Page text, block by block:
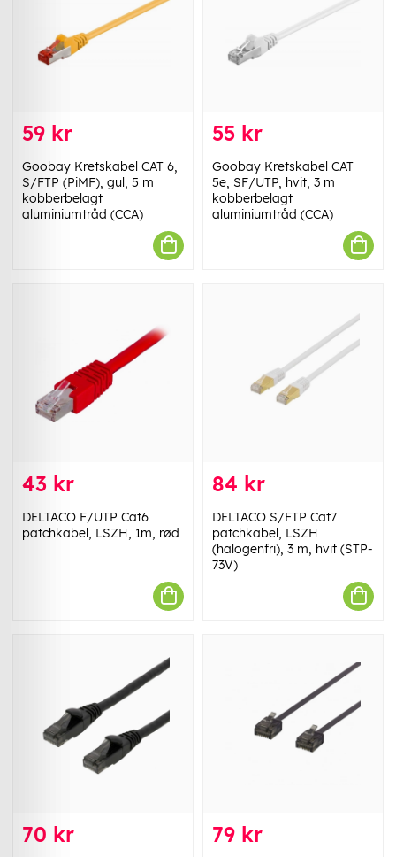
59 kr
Goobay Kretskabel CAT 6,
S/FTP (PiMF), gul, 5 m
kobberbelagt
aluminiumtråd (CCA)
55 kr
Goobay Kretskabel CAT
5e, SF/UTP, hvit, 3 m
kobberbelagt
aluminiumtråd (CCA)
43 kr
DELTACO F/UTP Cat6
patchkabel, LSZH, 1m, rød
84 kr
DELTACO S/FTP Cat7
patchkabel, LSZH
(halogenfri), 3 m, hvit (STP-
73V)
70 kr 79 kr